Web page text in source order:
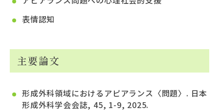
表情認知
主要論文
形成外科領域におけるアピアランス〈問題〉. 日本
形成外科学会会誌, 45, 1-9, 2025.